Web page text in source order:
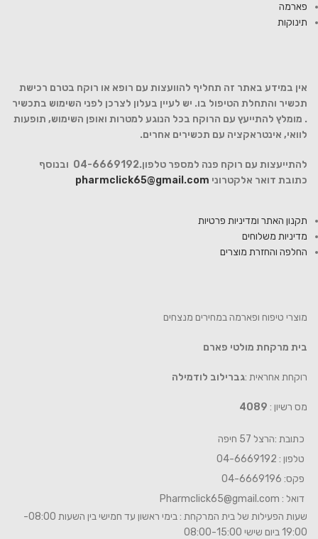
פארמה
תינוקות
אין במידע באתר זה תחליף להוועצות עם רופא או רוקח בטרם רכישת
תכשיר והתחלת הטיפול בו. יש לעיין בעלון לצרכן לפני השימוש בתכשיר
. מומלץ להתייעץ עם הרוקח בכל הנוגע למטרות ואופן השימוש, תופעות
לוואי, אינטראקציה עם תכשירים אחרים.
להתייעצות עם רוקח פנה למספר טלפון.04-6669192 ובנוסף
כתובת דואר אלקטרוני pharmclick65@gmail.com
תקנון האתר ומדיניות פרטיות
מדיניות משלוחים
החלפה והחזרת מוצרים
מוצרי טיפוח ופארמה במחירים מנצחים
בית מרקחת מולטי פארם
רוקחת אחראית :גברילוב לודמילה
מס רשיון : 4089
כתובת :הרצל 57 חיפה
טלפון : 04-6669192
פקס: 04-6669196
דואל : Pharmclick65@gmail.com
שעות הפעילות של בית המרקחת : בימי ראשון עד חמישי בין השעות 08:00-
19:00 ביום שישי 08:00-15:00